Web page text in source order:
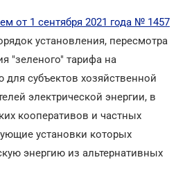
от 1 сентября 2021 года № 1457
установления, пересмотра
"зеленого" тарифа на
для субъектов хозяйственной
электрической энергии, в
кооперативов и частных
установки которых
энергию из альтернативных